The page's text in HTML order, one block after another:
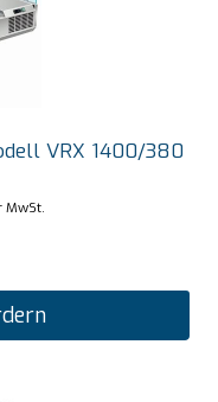
VRX 1400/380
MwSt.